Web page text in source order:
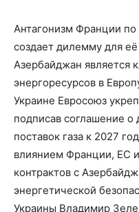
Антагонизм Франции
создает дилемму для
Азербайджан является
энергоресурсов в
Украине Евросоюз
подписав соглашение о
поставок газа к 2027
влиянием Франции, ЕС
контрактов с
энергетической
Украины Владимир